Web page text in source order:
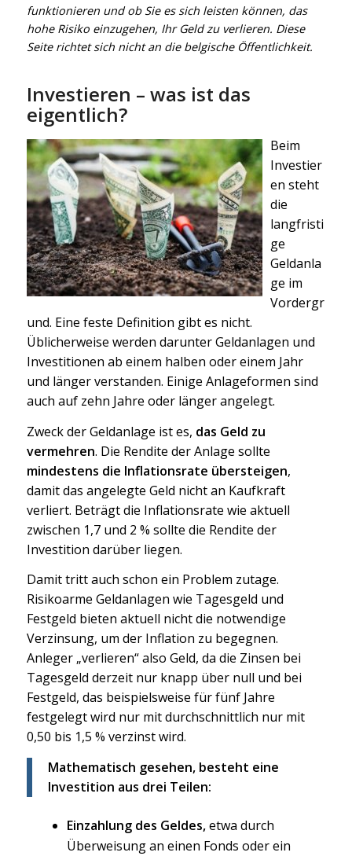
funktionieren und ob Sie es sich leisten können, das
hohe Risiko einzugehen, Ihr Geld zu verlieren. Diese
Seite richtet sich nicht an die belgische Öffentlichkeit.
Investieren – was ist das
eigentlich?
Beim
Investier
en steht
die
langfristi
ge
Geldanla
ge im
Vordergr
und. Eine feste Definition gibt es nicht.
Üblicherweise werden darunter Geldanlagen und
Investitionen ab einem halben oder einem Jahr
und länger verstanden. Einige Anlageformen sind
auch auf zehn Jahre oder länger angelegt.
Zweck der Geldanlage ist es, das Geld zu
vermehren. Die Rendite der Anlage sollte
mindestens die Inflationsrate übersteigen,
damit das angelegte Geld nicht an Kaufkraft
verliert. Beträgt die Inflationsrate wie aktuell
zwischen 1,7 und 2 % sollte die Rendite der
Investition darüber liegen.
Damit tritt auch schon ein Problem zutage.
Risikoarme Geldanlagen wie Tagesgeld und
Festgeld bieten aktuell nicht die notwendige
Verzinsung, um der Inflation zu begegnen.
Anleger „verlieren“ also Geld, da die Zinsen bei
Tagesgeld derzeit nur knapp über null und bei
Festgeld, das beispielsweise für fünf Jahre
festgelegt wird nur mit durchschnittlich nur mit
0,50 bis 1,5 % verzinst wird.
Mathematisch gesehen, besteht eine
Investition aus drei Teilen:
Einzahlung des Geldes,etwa durch
Überweisung an einen Fonds oder ein